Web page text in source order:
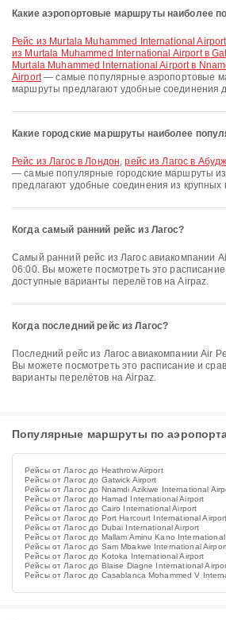
Какие аэропортовые маршруты наиболее
рейс из Murtala Muhammed International
из Murtala Muhammed International Airport в
Murtala Muhammed International Airport в
Airport— самые популярные аэропортовые
маршруты предлагают удобные соединения
Какие городские маршруты наиболее
рейс из Лагос в Лондон,рейс из Лагос в
— самые популярные городские маршруты
предлагают удобные соединения из крупных
Когда самый ранний рейс из Лагос?
Самый ранний рейс из Лагос авиакомпании Air Peace вылетает в
06:00. Вы можете посмотреть это расписание
доступные варианты перелётов на Airpaz.
Когда последний рейс из Лагос?
Последний рейс из Лагос авиакомпании Air Peace вылетает в 23:59.
Вы можете посмотреть это расписание и
варианты перелётов на Airpaz.
Популярные маршруты по
Рейсы от Лагос до Heathrow Airport
Рейсы от Лагос до Gatwick Airport
Рейсы от Лагос до Nnamdi Azikiwe International
Рейсы от Лагос до Hamad International Airport
Рейсы от Лагос до Cairo International Airport
Рейсы от Лагос до Port Harcourt International Airport
Рейсы от Лагос до Dubai International Airport
Рейсы от Лагос до Mallam Aminu Kano International
Рейсы от Лагос до Sam Mbakwe International
Рейсы от Лагос до Kotoka International Airport
Рейсы от Лагос до Blaise Diagne International
Рейсы от Лагос до Casablanca Mohammed V